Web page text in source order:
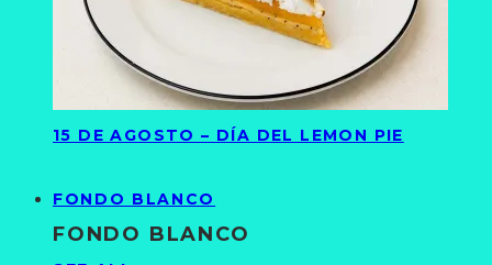
15 DE AGOSTO – DÍA DEL LEMON PIE
FONDO BLANCO
FONDO BLANCO